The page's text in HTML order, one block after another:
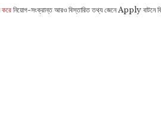
করে নিয়োগ-সংক্রান্ত আরও বিস্তারিত তথ্য জেনে Apply বাটনে